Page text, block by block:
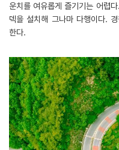
운치를 여유롭게 즐기기는 어렵
덱을 설치해 그나마 다행이다.
한다.